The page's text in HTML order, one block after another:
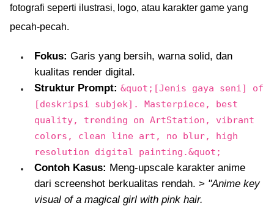
fotografi seperti ilustrasi, logo, atau karakter game yang
pecah-pecah.
Fokus: Garis yang bersih, warna solid, dan
kualitas render digital.
Struktur Prompt: &quot;[Jenis gaya seni] of
[deskripsi subjek]. Masterpiece, best
quality, trending on ArtStation, vibrant
colors, clean line art, no blur, high
resolution digital painting.&quot;
Contoh Kasus: Meng-upscale karakter anime
dari screenshot berkualitas rendah. > "Anime key
visual of a magical girl with pink hair.